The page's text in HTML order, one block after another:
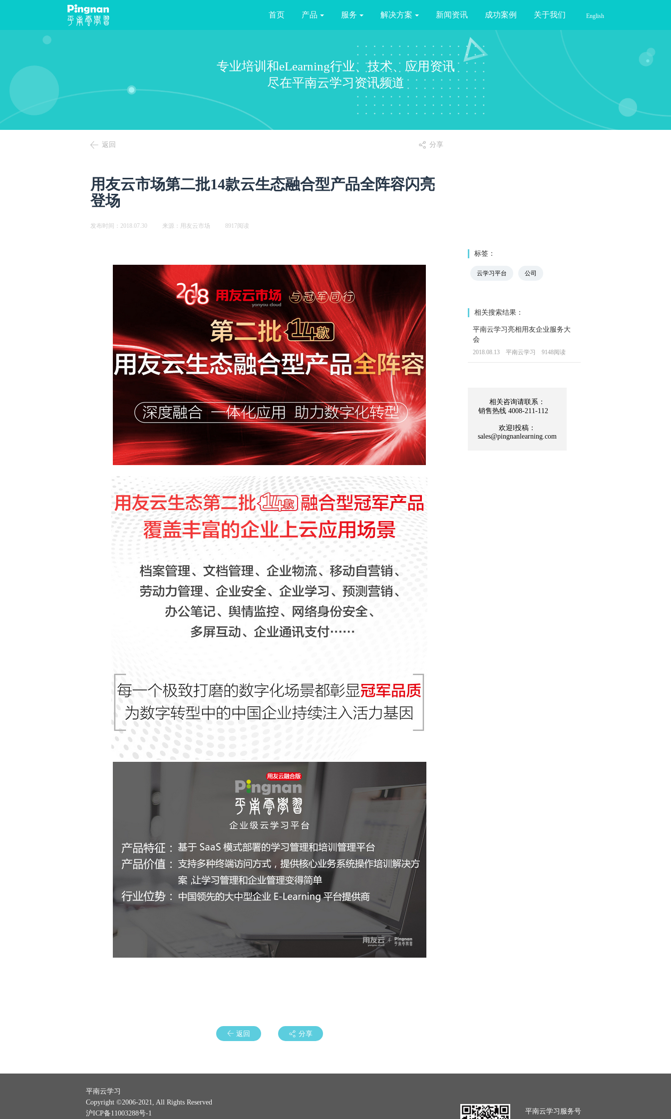
English
首页 产品 服务 解决方案 新闻资讯 成功案例 关于我们
专业培训和eLearning行业、技术、应用资讯
尽在平南云学习资讯频道
返回 分享
用友云市场第二批14款云生态融合型产品全阵容闪亮
登场
发布时间：2018.07.30 来源：用友云市场8917阅读
返回 分享
标签：
云学习平台 公司
相关搜索结果：
平南云学习亮相用友企业服务大
会
2018.08.13 平南云学习 9148阅读
相关咨询请联系：
销售热线 4008-211-112
欢迎l投稿：
sales@pingnanlearning.com
平南云学习
Copyright ©2006-2021, All Rights Reserved
沪ICP备11003288号-1
平南云学习服务号